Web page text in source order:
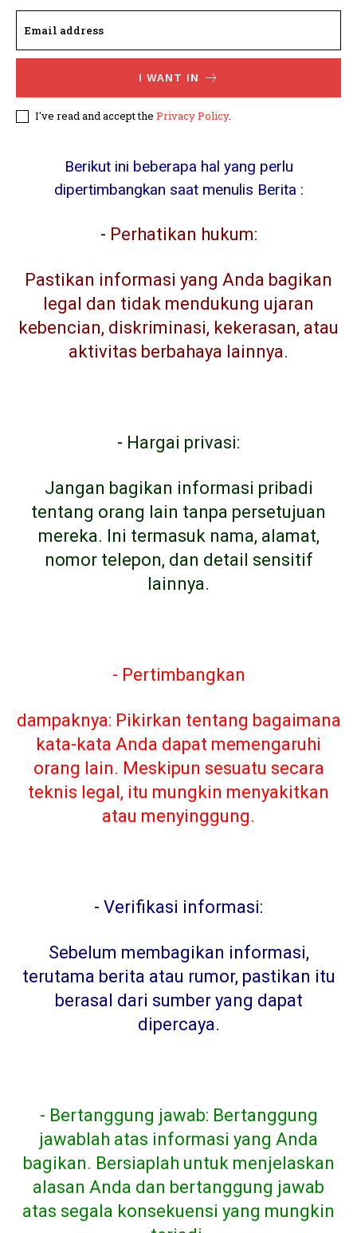
I WANT IN
I've read and accept the Privacy Policy.
Berikut ini beberapa hal yang perlu
dipertimbangkan saat menulis Berita :
- Perhatikan hukum:
Pastikan informasi yang Anda bagikan
legal dan tidak mendukung ujaran
kebencian, diskriminasi, kekerasan, atau
aktivitas berbahaya lainnya.
- Hargai privasi:
Jangan bagikan informasi pribadi
tentang orang lain tanpa persetujuan
mereka. Ini termasuk nama, alamat,
nomor telepon, dan detail sensitif
lainnya.
- Pertimbangkan
dampaknya: Pikirkan tentang bagaimana
kata-kata Anda dapat memengaruhi
orang lain. Meskipun sesuatu secara
teknis legal, itu mungkin menyakitkan
atau menyinggung.
- Verifikasi informasi:
Sebelum membagikan informasi,
terutama berita atau rumor, pastikan itu
berasal dari sumber yang dapat
dipercaya.
- Bertanggung jawab: Bertanggung
jawablah atas informasi yang Anda
bagikan. Bersiaplah untuk menjelaskan
alasan Anda dan bertanggung jawab
atas segala konsekuensi yang mungkin